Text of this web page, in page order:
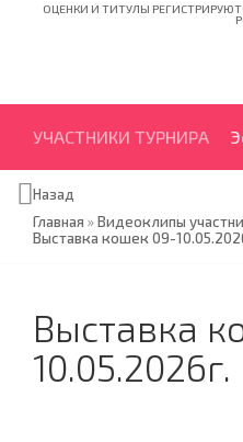
ОЦЕНКИ И ТИТУЛЫ
УЧАСТНИКИ ТУРНИРА
Назад
Главная »Видеоклипы
Выставка кошек 09-
Выставка
10.05.2026г.